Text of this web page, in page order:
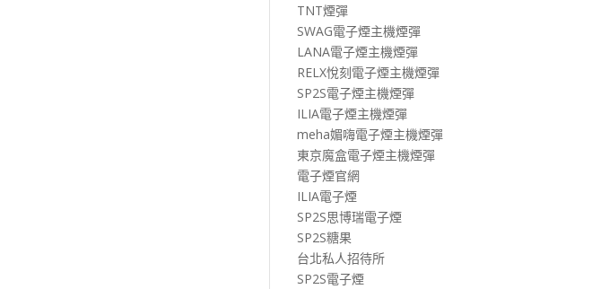
TNT煙彈
SWAG電子煙主機煙彈
LANA電子煙主機煙彈
RELX悅刻電子煙主機煙彈
SP2S電子煙主機煙彈
ILIA電子煙主機煙彈
meha媚嗨電子煙主機煙彈
東京魔盒電子煙主機煙彈
電子煙官網
ILIA電子煙
SP2S思博瑞電子煙
SP2S糖果
台北私人招待所
SP2S電子煙